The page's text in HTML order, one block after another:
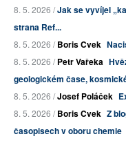
8. 5. 2026 /Jak se vyvíjel
strana Ref...
8. 5. 2026 /Boris Cvek
8. 5. 2026 /Petr Vařeka
geologickém čase,
8. 5. 2026 /Josef Poláček
8. 5. 2026 /Boris Cvek Z
časopisech v oboru chemie